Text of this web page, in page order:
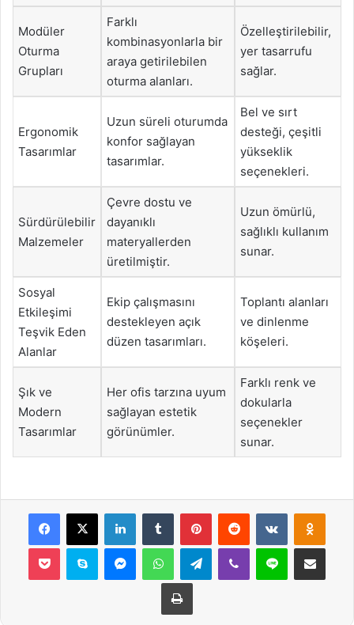
Modüler
Oturma
Grupları
Farklı
kombinasyonlarla bir
araya getirilebilen
oturma alanları.
Özelleştirilebilir,
yer tasarrufu
sağlar.
Ergonomik
Tasarımlar
Uzun süreli oturumda
konfor sağlayan
tasarımlar.
Bel ve sırt
desteği, çeşitli
yükseklik
seçenekleri.
Sürdürülebilir
Malzemeler
Çevre dostu ve
dayanıklı
materyallerden
üretilmiştir.
Uzun ömürlü,
sağlıklı kullanım
sunar.
Sosyal
Etkileşimi
Teşvik Eden
Alanlar
Ekip çalışmasını
destekleyen açık
düzen tasarımları.
Toplantı alanları
ve dinlenme
köşeleri.
Şık ve
Modern
Tasarımlar
Her ofis tarzına uyum
sağlayan estetik
görünümler.
Farklı renk ve
dokularla
seçenekler
sunar.
Facebook
X LinkedInTumblr PinterestReddit VKontakte
Pocket Skype MessengerWhatsAppTelegramViber Line E-Posta ile
Yazdır